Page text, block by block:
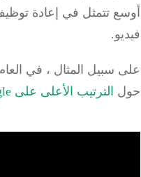
أوسع تتمثل في إعادة
فيديو.
على سبيل المثال ، في
حول الترتيب الأعلى على Google